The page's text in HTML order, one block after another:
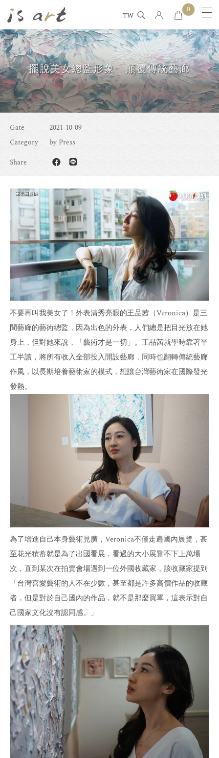
TW
0
Back To List
擺脫美女總監形象 顛覆傳統藝廊
擺
脫
美
女
總
監
形
象
顛
Gate
2021-10-09
Category
by Press
Share
不要再叫我美女了！外表清秀亮眼的王品茜（Veronica）是三
間藝廊的藝術總監，因為出色的外表，人們總是把目光放在她
身上，但對她來說，「藝術才是一切」。王品茜就學時靠著半
工半讀，將所有收入全部投入開設藝廊，同時也翻轉傳統藝廊
作風，以長期培養藝術家的模式，想讓台灣藝術家在國際發光
發熱。
為了增進自己本身藝術見廣，Veronica不僅走遍國內展覽，甚
至花光積蓄就是為了出國看展，看過的大小展覽不下上萬場
次，直到某次在拍賣會場遇到一位外國收藏家，該收藏家提到
「台灣喜愛藝術的人不在少數，甚至都是許多高價作品的收藏
者，但是對於自己國內的作品，就不是那麼買單，這表示對自
己國家文化沒有認同感。」